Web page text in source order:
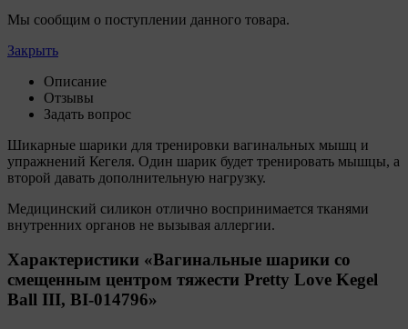
Мы сообщим о поступлении данного товара.
Закрыть
Описание
Отзывы
Задать вопрос
Шикарные шарики для тренировки вагинальных мышц и
упражнений Кегеля. Один шарик будет тренировать мышцы, а
второй давать дополнительную нагрузку.
Медицинский силикон отлично воспринимается тканями
внутренних органов не вызывая аллергии.
Характеристики «Вагинальные шарики со
смещенным центром тяжести Pretty Love Kegel
Ball III, BI-014796»
8. Общество обрабатывает обезличенные данные
пользователей сайта (включая файлы «cookie»),
статистики, которые служат для сбора информации о
действиях пользователей на сайте, улучшения
качества сайта и его содержания. Общество
случае, если это разрешено в настройках браузера
пользователя (включено сохранение файлов cookie и
использование технологии JavaScript).
9. На сайтах обрабатываются следующие типы
файлов cookie:
9.1. Технические (обязательные) файлы cookie,
например, применяемые при регистрации либо
входе в систему, или для оставления отзыва либо
комментария. Данные файлы cookie используются